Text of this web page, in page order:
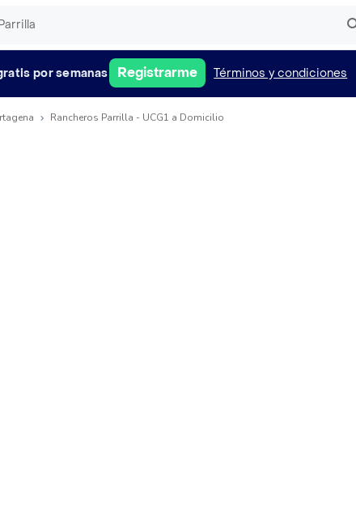
por semanas Registrarme Términos y condiciones
Rancheros Parrilla - UCG1 a Domicilio